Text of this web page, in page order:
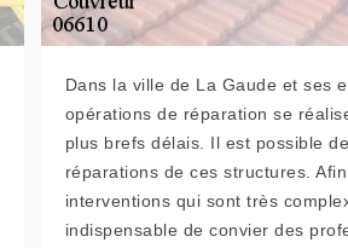
Dans la ville de La Gaude et ses
opérations de réparation se
plus brefs délais. Il est possible
réparations de ces structures.
interventions qui sont très
indispensable de convier des